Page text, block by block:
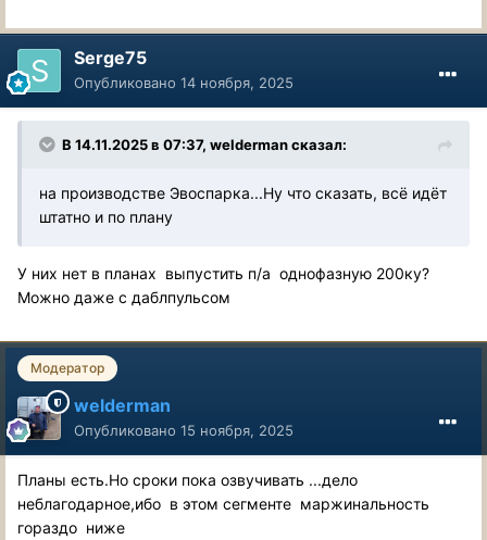
Serge75
Опубликовано 14 ноября, 2025
В 14.11.2025 в 07:37, weldermanсказал:
на производстве Эвоспарка...Ну что сказать, всё идёт
штатно и по плану
У них нет в планах выпустить п/а однофазную 200ку?
Можно даже с даблпульсом
Модератор
welderman
Опубликовано 15 ноября, 2025
Планы есть.Но сроки пока озвучивать ...дело
неблагодарное,ибо в этом сегменте маржинальность
гораздо ниже